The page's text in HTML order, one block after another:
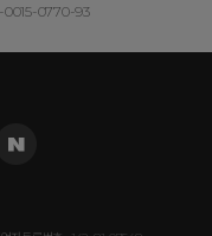
0015-0770-93